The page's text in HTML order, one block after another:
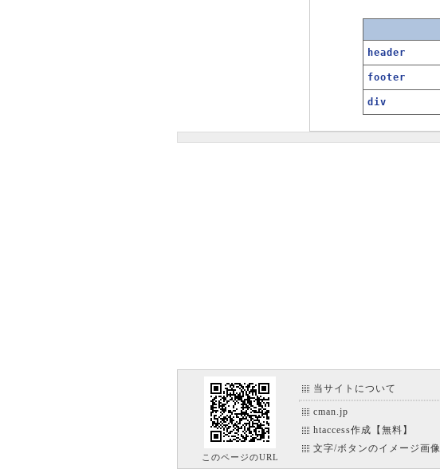
header
footer
div
このページのURL
当サイトについて
cman.jp
htaccess作成【無料】
文字/ボタンのイメージ画像